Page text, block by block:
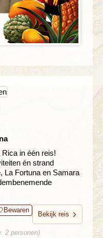
in één reis!
én strand
La Fortuna en Samara
Bewaren
Bekijk reis
2 personen)